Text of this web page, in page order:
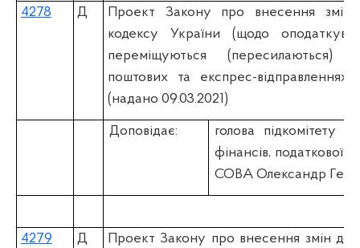
4278 Д
Проект Закону про внесення змін
кодексу України (щодо
переміщуються (пересилаються)
поштових та експрес-
(надано 09.03.2021)
Доповідає:
голова підкомітету
фінансів, податкової
СОВА Олександр
4279 Д
Проект Закону про внесення змін до